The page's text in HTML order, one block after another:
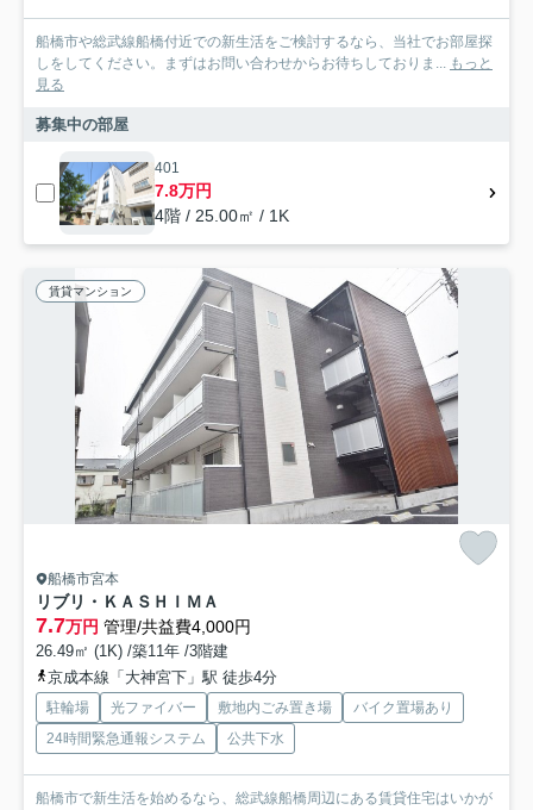
船橋市や総武線船橋付近での新生活をご検討するなら、当社でお部屋探
しをしてください。まずはお問い合わせからお待ちしておりま... もっと
見る
募集中の部屋
401
7.8万円
4階 / 25.00㎡ / 1K
賃貸マンション
船橋市宮本
リブリ・ＫＡＳＨＩＭＡ
7.7万円 管理/共益費4,000円
26.49㎡ (1K) /築11年 /3階建
京成本線「大神宮下」駅 徒歩4分
駐輪場 光ファイバー 敷地内ごみ置き場
バイク置場あり
24時間緊急通報システム
公共下水
船橋市で新生活を始めるなら、総武線船橋周辺にある賃貸住宅はいかが